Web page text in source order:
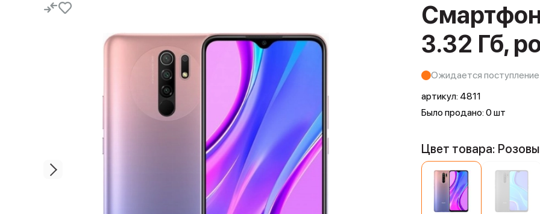
3.32 Гб,
Ожидается поступление
артикул: 4811
Было продано: 0 шт
Цвет товара: